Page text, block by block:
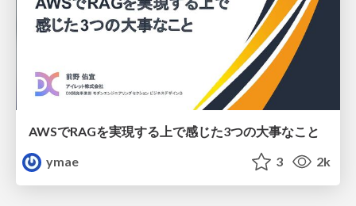
AWSでRAGを実現する上で感じた3つの大事なこと
ymae
3 2k